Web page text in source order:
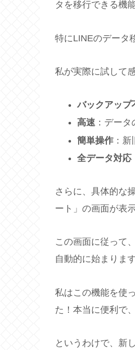
タを移行できる機
特にLINEのデータ
私が実際に試して
バックアップ
高速：データ
簡単操作：新
全データ対応
さらに、具体的な
ート」の画面が表
この画面に従って
自動的に始まります
私はこの機能を使
た！本当に便利で
というわけで、新